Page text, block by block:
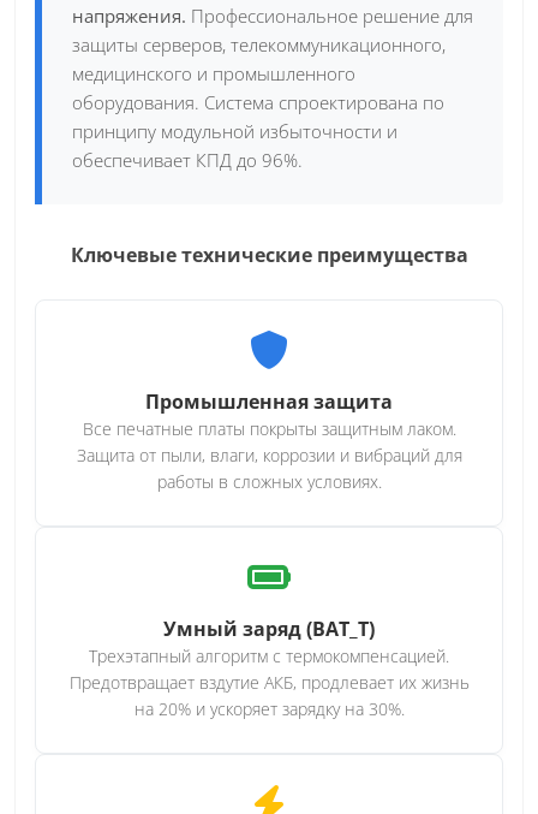
напряжения. Профессиональное решение для
защиты серверов, телекоммуникационного,
медицинского и промышленного
оборудования. Система спроектирована по
принципу модульной избыточности и
обеспечивает КПД до 96%.
Ключевые технические преимущества
Промышленная защита
Все печатные платы покрыты защитным лаком.
Защита от пыли, влаги, коррозии и вибраций для
работы в сложных условиях.
Умный заряд (BAT_T)
Трехэтапный алгоритм с термокомпенсацией.
Предотвращает вздутие АКБ, продлевает их жизнь
на 20% и ускоряет зарядку на 30%.